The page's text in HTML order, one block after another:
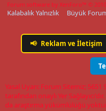
Forum software by XenForo™ ©
Kalabalık Yalnızlık Büyük
📢 Reklam ve İletişim
Yasal Uyarı: Forum Sitemiz; 5651
tarafından onaylı Yer
da araştırma yükümlülüğü